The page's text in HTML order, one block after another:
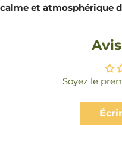
calme et atmosphérique
Soyez le